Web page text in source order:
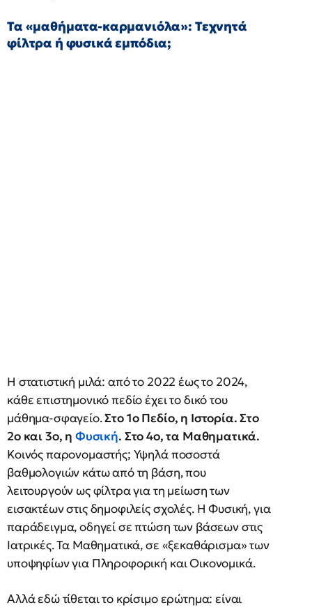
Τα «μαθήματα-καρμανιόλα»: Τεχνητά
φίλτρα ή φυσικά εμπόδια;
Η στατιστική μιλά: από το 2022 έως το 2024,
κάθε επιστημονικό πεδίο έχει το δικό του
μάθημα-σφαγείο.Στο 1ο Πεδίο, η Ιστορία. Στο
2ο και 3ο, η Φυσική. Στο 4ο, τα Μαθηματικά.
Κοινός παρονομαστής; Υψηλά ποσοστά
βαθμολογιών κάτω από τη βάση, που
λειτουργούν ως φίλτρα για τη μείωση των
εισακτέων στις δημοφιλείς σχολές. Η Φυσική, για
παράδειγμα, οδηγεί σε πτώση των βάσεων στις
Ιατρικές. Τα Μαθηματικά, σε «ξεκαθάρισμα» των
υποψηφίων για Πληροφορική και Οικονομικά.
Αλλά εδώ τίθεται το κρίσιμο ερώτημα: είναι